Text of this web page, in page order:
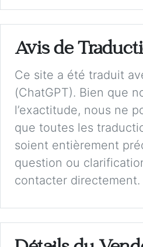
Avis de
Ce site a été traduit
(ChatGPT). Bien que
l’exactitude, nous ne
que toutes les
soient entièrement
question ou
contacter directement.